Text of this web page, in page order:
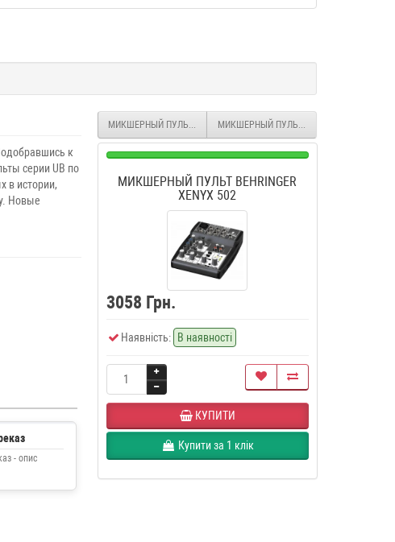
к
серии UB по
в истории,
Новые
МИКШЕРНЫЙ ПУЛЬТ BEHRINGER XENYX 802МИКШЕРНЫЙ ПУЛЬТ BEHRINGER XENYX
МИКШЕРНЫЙ ПУЛЬТ BEHRINGER
XENYX 502
3058 Грн.
Наявність: В наявності
КУПИТИ
Купити за 1 клiк
- опис